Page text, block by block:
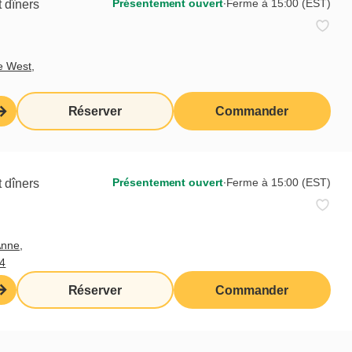
dîners Présentement ouvert∙Ferme à 15:00 (EST)
West,
Réserver Commander
dîners Présentement ouvert∙Ferme à 15:00 (EST)
Réserver Commander
le monde des Arts, nos cœurs
dinde, de tourtières et de
fille.
eux.
américain. Dans cet État, on
vite appris comment la cuisiner
Ashton qui épousa mon
essayez cette casserole de
ce que la chair soit tendre.